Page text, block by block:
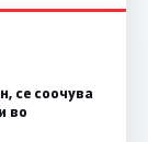
се соочува
во